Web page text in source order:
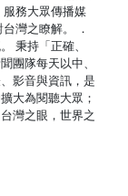
務大眾傳播媒
灣之瞭解。 ．
秉持「正確、
團隊每天以中、
影音與資訊，是
大為閱聽大眾；
灣之眼，世界之